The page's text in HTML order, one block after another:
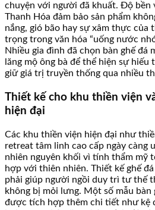
chuyện với người đã khuất. Độ bền
Thanh Hóa đảm bảo sản phẩm
nắng, gió bão hay sự xâm thực của
trọng trong văn hóa “uống nước
Nhiều gia đình đã chọn bàn ghế đá
lăng mộ ông bà để thể hiện sự hiếu
giữ giá trị truyền thống qua nhiều
Thiết kế cho khu thiền viện
hiện đại
Các khu thiền viện hiện đại như
retreat tâm linh cao cấp ngày càng
nhiên nguyên khối vì tính thẩm mỹ
hợp với thiên nhiên. Thiết kế ghế
phải giúp người ngồi duy trì tư thế
không bị mỏi lưng. Một số mẫu bàn
được tích hợp thêm chi tiết như kệ